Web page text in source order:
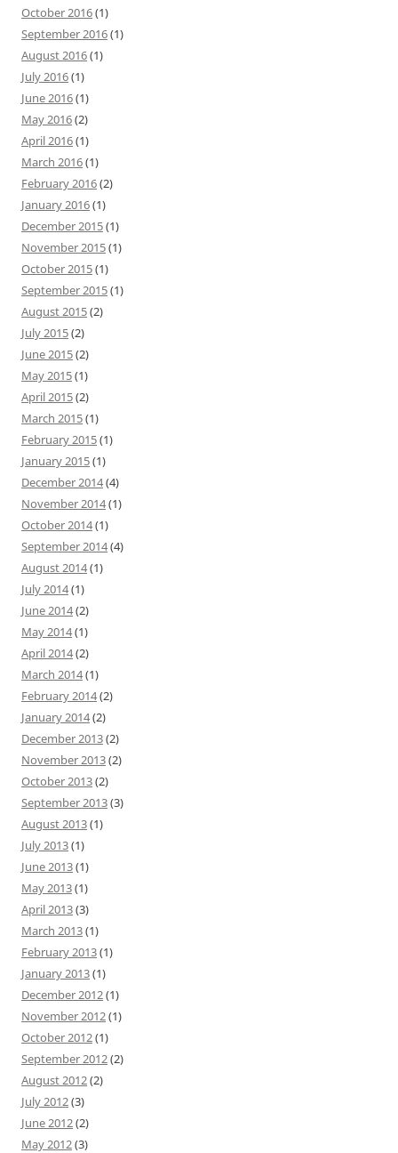
October 2016(1)
September 2016(1)
August 2016(1)
July 2016(1)
June 2016(1)
May 2016(2)
April 2016(1)
March 2016(1)
February 2016(2)
January 2016(1)
December 2015(1)
November 2015(1)
October 2015(1)
September 2015(1)
August 2015(2)
July 2015(2)
June 2015(2)
May 2015(1)
April 2015(2)
March 2015(1)
February 2015(1)
January 2015(1)
December 2014(4)
November 2014(1)
October 2014(1)
September 2014(4)
August 2014(1)
July 2014(1)
June 2014(2)
May 2014(1)
April 2014(2)
March 2014(1)
February 2014(2)
January 2014(2)
December 2013(2)
November 2013(2)
October 2013(2)
September 2013(3)
August 2013(1)
July 2013(1)
June 2013(1)
May 2013(1)
April 2013(3)
March 2013(1)
February 2013(1)
January 2013(1)
December 2012(1)
November 2012(1)
October 2012(1)
September 2012(2)
August 2012(2)
July 2012(3)
June 2012(2)
May 2012(3)